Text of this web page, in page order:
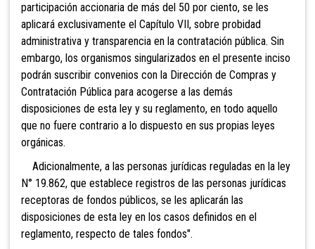
participación accionaria de más del 50 por ciento, se les
aplicará exclusivamente el Capítulo VII, sobre probidad
administrativa y transparencia en la contratación pública. Sin
embargo, los organismos singularizados en el presente inciso
podrán suscribir convenios con la Dirección de Compras y
Contratación Pública para acogerse a las demás
disposiciones de esta ley y su reglamento, en todo aquello
que no fuere contrario a lo dispuesto en sus propias leyes
orgánicas.
Adicionalmente, a las personas jurídicas reguladas en la ley
N° 19.862, que establece registros de las personas jurídicas
receptoras de fondos públicos, se les aplicarán las
disposiciones de esta ley en los casos definidos en el
reglamento, respecto de tales fondos".